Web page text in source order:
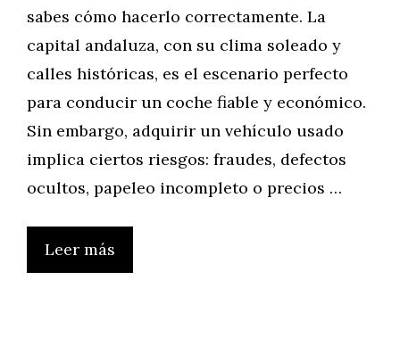
sabes cómo hacerlo correctamente. La
capital andaluza, con su clima soleado y
calles históricas, es el escenario perfecto
para conducir un coche fiable y económico.
Sin embargo, adquirir un vehículo usado
implica ciertos riesgos: fraudes, defectos
ocultos, papeleo incompleto o precios …
Leer más